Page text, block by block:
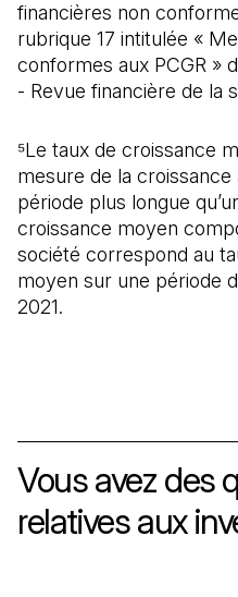
financières non
rubrique 17 intitulée «
conformes aux PCGR »
- Revue financière de la
⁵Le taux de croissance
mesure de la croissance
période plus longue
croissance moyen
société correspond au
moyen sur une période
2021.
Vous avez des
relatives aux